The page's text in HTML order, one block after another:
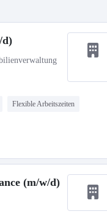
d)
Flexible Arbeitszeiten
(m/w/d)